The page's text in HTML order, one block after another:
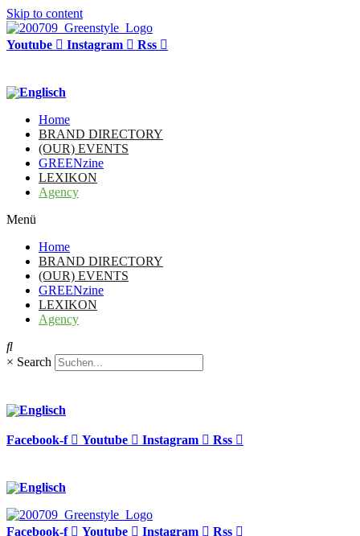
Skip to content
Youtube Instagram Rss
Home
BRAND DIRECTORY
(OUR) EVENTS
GREENzine
LEXIKON
Agency
Menü
Home
BRAND DIRECTORY
(OUR) EVENTS
GREENzine
LEXIKON
Agency
× Search
Facebook-f Youtube Instagram Rss
Facebook-f Youtube Instagram Rss